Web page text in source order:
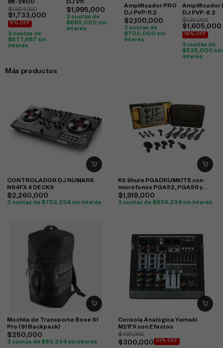
Mt-2600
$1,824,000
$1,733,000
5% OFF
3 cuotas de
$577,667 sin
interés
DJ V11
$1,995,000
3 cuotas de
$665,000 sin
interés
Amplificador PRO
DJ PVP-11.2
$2,100,000
3 cuotas de
$ 700,000 sin
interés
Amplificador
DJ PVP-8.2
$1,911,000
$1,605,000
16% OFF
3 cuotas de
$535,000 sin
interés
Más productos
CONTROLADOR DJ NUMARK
NS4FX 4 DECKS
$2,260,000
3 cuotas de $ 753,334 sin interés
Kit Shure PGADRUMKIT5 con
micrófonos PGA52, PGA56 y
PGA57 para batería
$1,918,000
3 cuotas de $639,334 sin interés
Mochila de Transporte Bose S1
Pro (S1 Backpack)
$250,000
3 cuotas de $83,334 sin interés
Consola Analógica Yamaki
M21FX con Efectos
$435,000
$300,000 31% OFF